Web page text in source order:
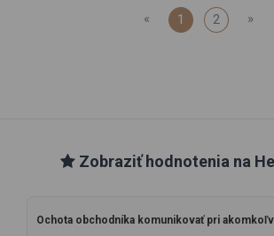
« 1 2 »
Zobraziť hodnotenia na
Ochota obchodníka komunikovať pri